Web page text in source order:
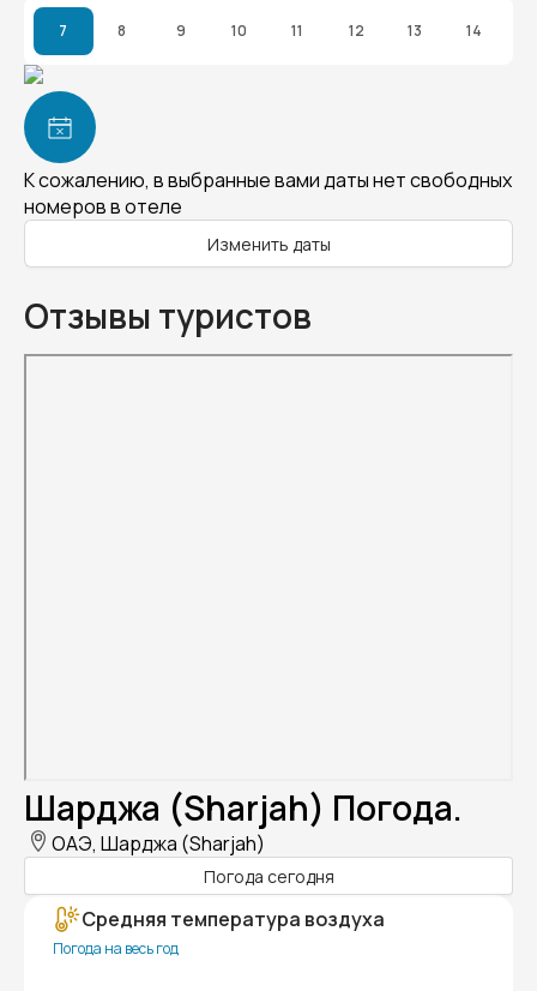
7 8 9 10 11 12 13 14
К сожалению, в выбранные вами даты нет свободных
номеров в отеле
Изменить даты
Отзывы туристов
Шарджа (Sharjah) Погода.
ОАЭ, Шарджа (Sharjah)
Погода сегодня
Средняя температура воздуха
Погода на весь год